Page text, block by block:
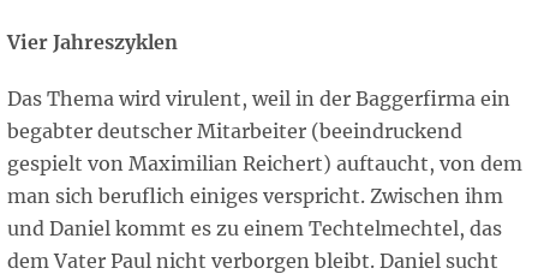
Vier Jahreszyklen
Das Thema wird virulent, weil in der Baggerfirma ein
begabter deutscher Mitarbeiter (beeindruckend
gespielt von Maximilian Reichert) auftaucht, von dem
man sich beruflich einiges verspricht. Zwischen ihm
und Daniel kommt es zu einem Techtelmechtel, das
dem Vater Paul nicht verborgen bleibt. Daniel sucht